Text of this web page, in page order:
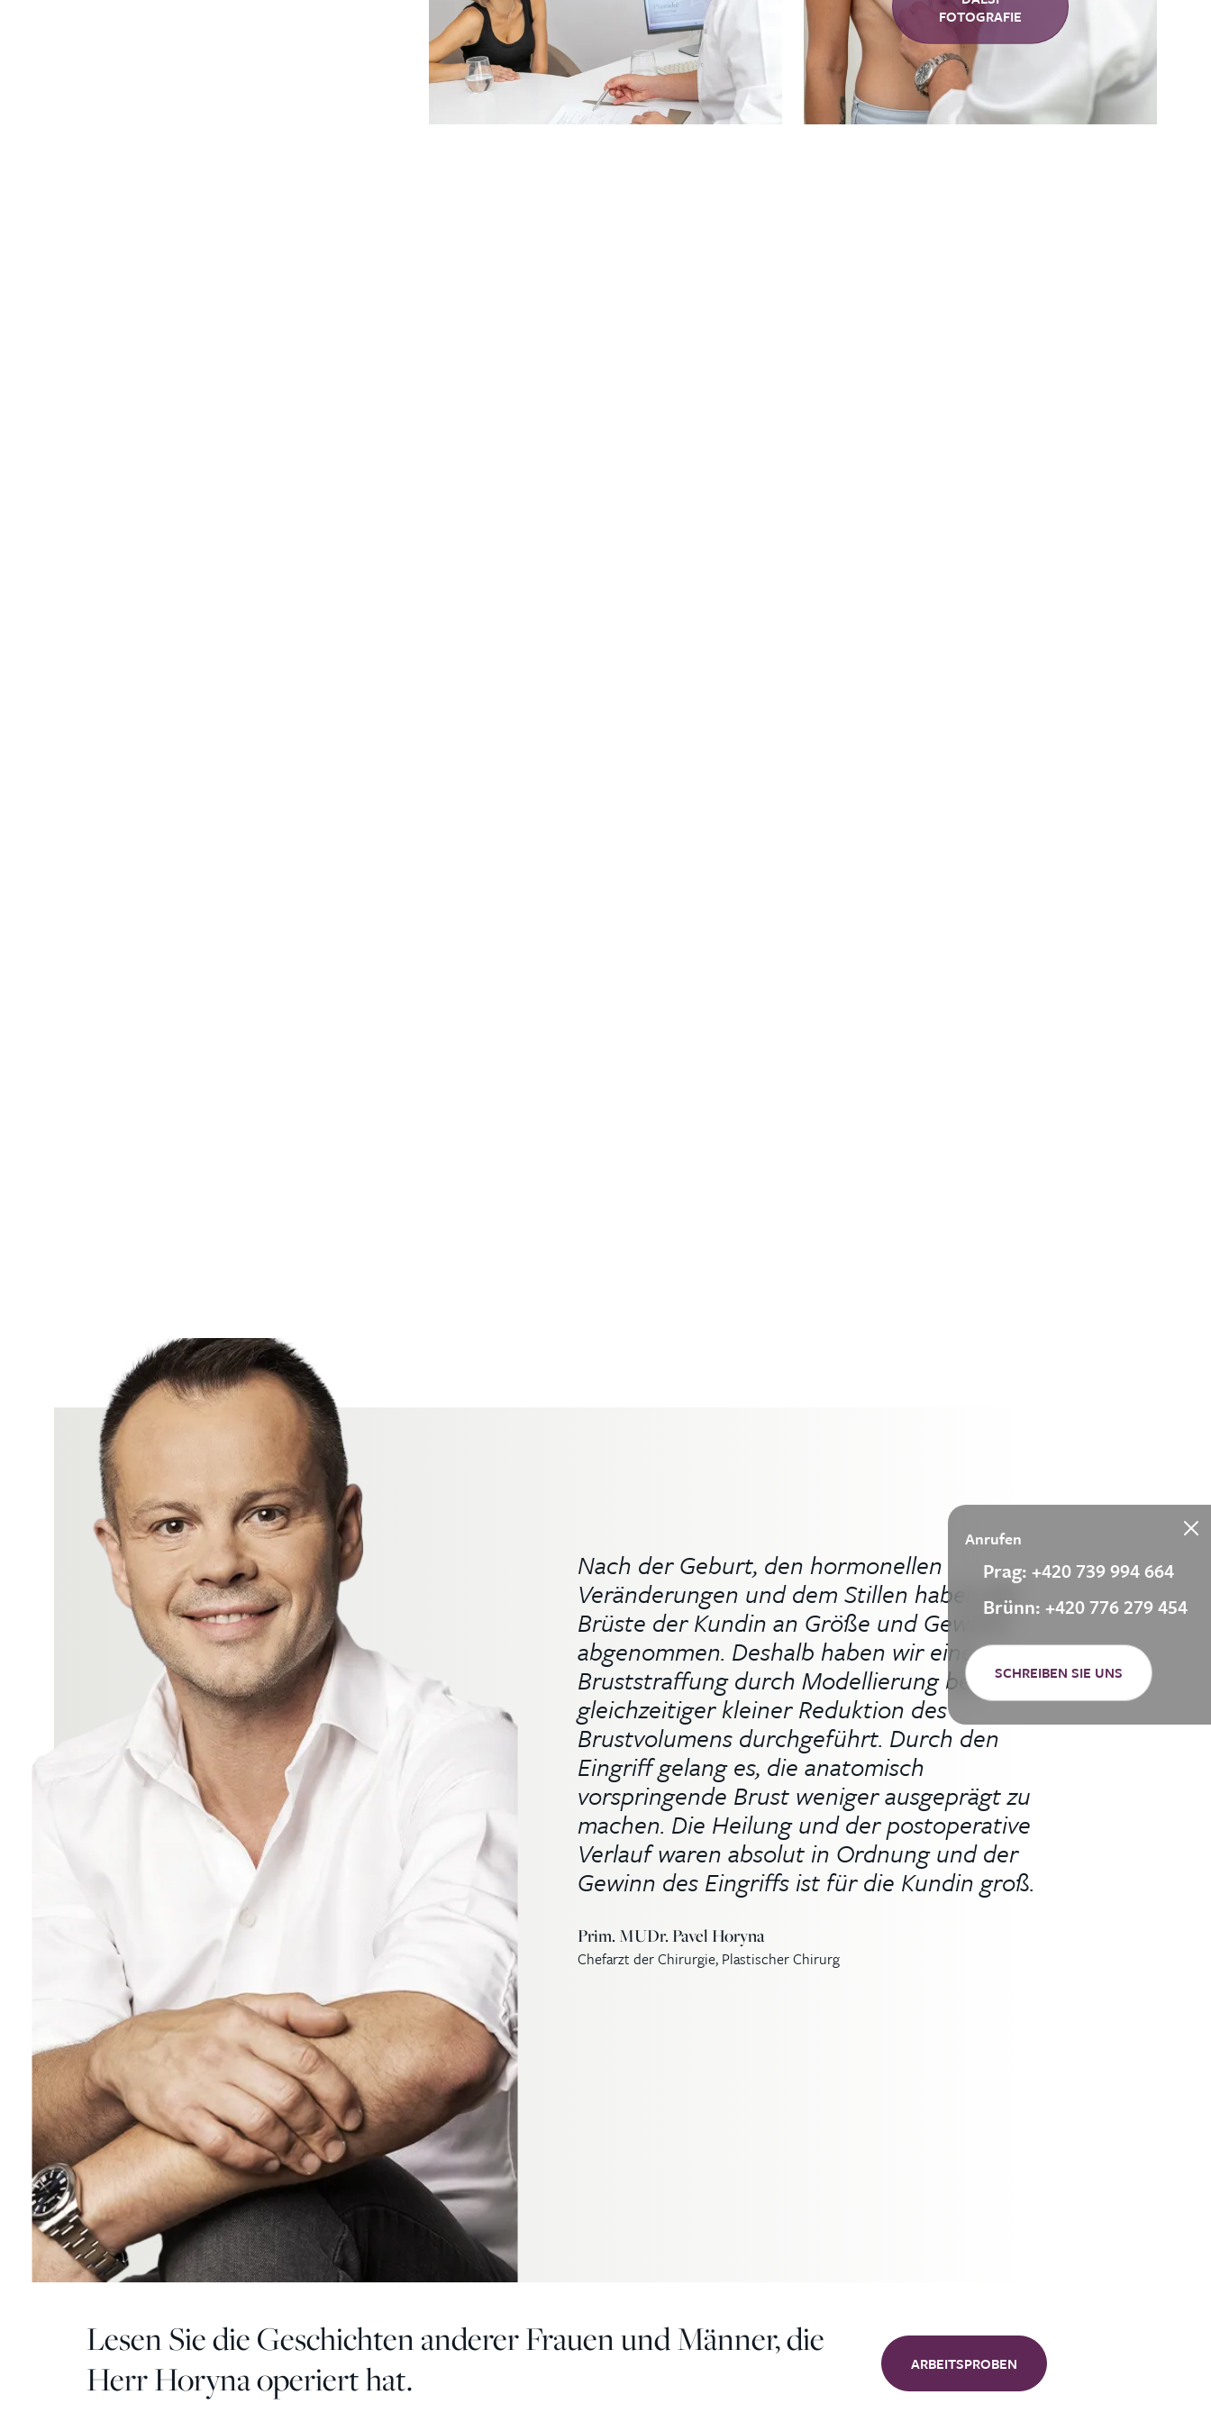
Nach der Geburt, den hormonellen
Veränderungen und dem Stillen haben die
Brüste der Kundin an Größe und Gewicht
abgenommen. Deshalb haben wir eine
Bruststraffung durch Modellierung bei
gleichzeitiger kleiner Reduktion des
Brustvolumens durchgeführt. Durch den
Eingriff gelang es, die anatomisch
vorspringende Brust weniger ausgeprägt zu
machen. Die Heilung und der postoperative
Verlauf waren absolut in Ordnung und der
Gewinn des Eingriffs ist für die Kundin groß.
Prim. MUDr. Pavel Horyna
Chefarzt der Chirurgie, Plastischer Chirurg
Lesen Sie die Geschichten anderer Frauen und Männer, die
Herr Horyna operiert hat.
ARBEITSPROBEN
Anrufen
Prag: +420 739 994 664
Brünn: +420 776 279 454
SCHREIBEN SIE UNS